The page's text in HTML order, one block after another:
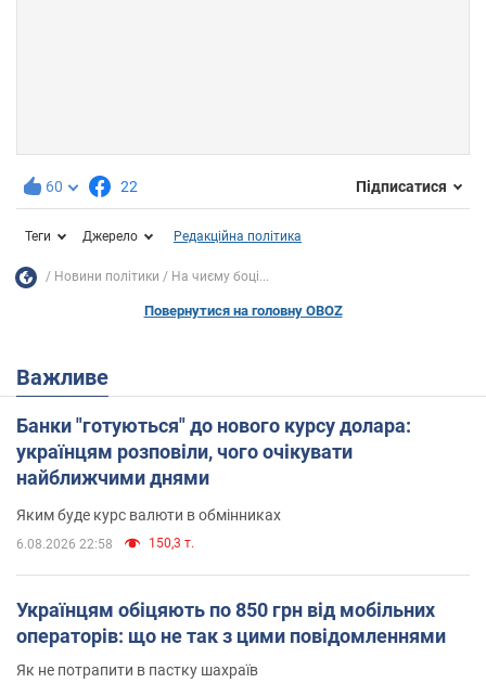
60 22 Підписатися
Теги Джерело Редакційна політика
Новини політики На чиєму боці...
Повернутися на головну OBOZ
Важливе
Банки "готуються" до нового курсу долара:
українцям розповіли, чого очікувати
найближчими днями
Яким буде курс валюти в обмінниках
6.08.2026 22:58 150,3 т.
Українцям обіцяють по 850 грн від мобільних
операторів: що не так з цими повідомленнями
Як не потрапити в пастку шахраїв